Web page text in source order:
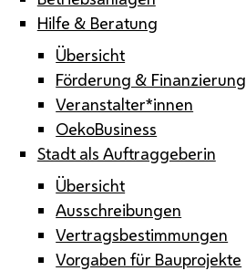
Hilfe & Beratung
Übersicht
Förderung & Finanzierung
Veranstalter*innen
OekoBusiness
Stadt als Auftraggeberin
Übersicht
Ausschreibungen
Vertragsbestimmungen
Vorgaben für Bauprojekte